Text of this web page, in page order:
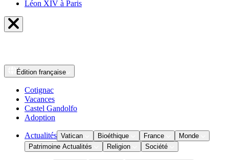
Léon XIV à Paris
Édition française
Cotignac
Vacances
Castel Gandolfo
Adoption
Actualités Vatican Bioéthique France
Monde
Patrimoine Actualités
Religion Société